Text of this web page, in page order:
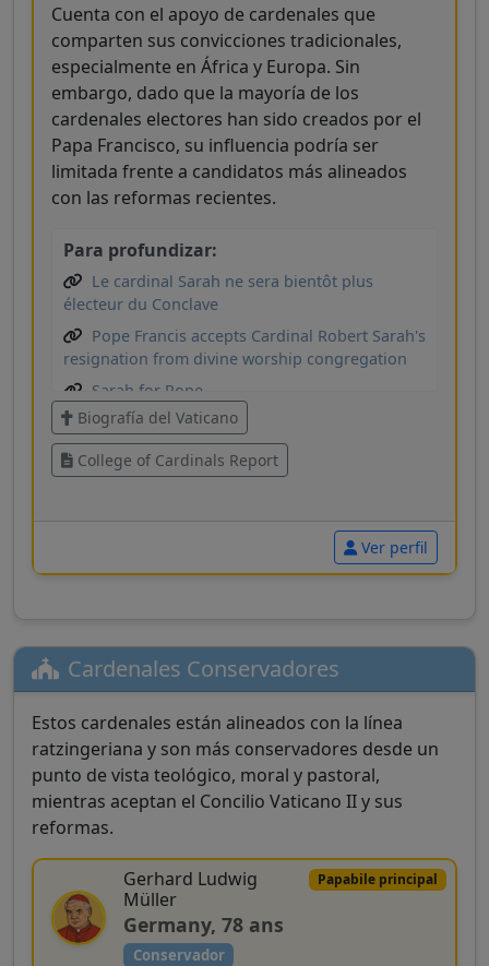
Cuenta con el apoyo de cardenales que
comparten sus convicciones tradicionales,
especialmente en África y Europa. Sin
embargo, dado que la mayoría de los
cardenales electores han sido creados por el
Papa Francisco, su influencia podría ser
limitada frente a candidatos más alineados
con las reformas recientes.
Para profundizar:
Le cardinal Sarah ne sera bientôt plus
électeur du Conclave
Pope Francis accepts Cardinal Robert Sarah's
resignation from divine worship congregation
Sarah for Pope
Robert Sarah
Biografía del Vaticano
College of Cardinals Report
Ver perfil
Cardenales Conservadores
Estos cardenales están alineados con la línea
ratzingeriana y son más conservadores desde un
punto de vista teológico, moral y pastoral,
mientras aceptan el Concilio Vaticano II y sus
reformas.
Papabile principal
Gerhard Ludwig
Müller
Germany, 78 ans
Conservador